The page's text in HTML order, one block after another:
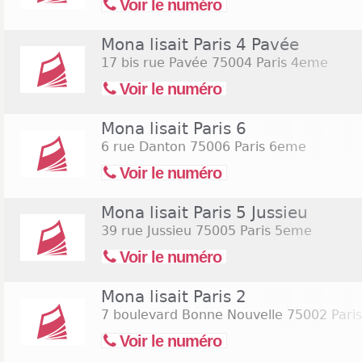
Voir le numéro
Mona lisait Paris 4 Pavée
17 bis rue Pavée 75004 Paris 4eme
Voir le numéro
Mona lisait Paris 6
6 rue Danton 75006 Paris 6eme
Voir le numéro
Mona lisait Paris 5 Jussieu
39 rue Jussieu 75005 Paris 5eme
Voir le numéro
Mona lisait Paris 2
7 boulevard Bonne Nouvelle 75002
Voir le numéro